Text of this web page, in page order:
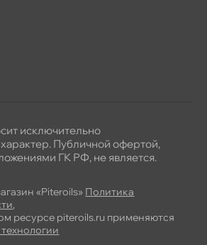
«Piteroils» Политика
,
ресурсе piteroils.ru применяются
исключительно
Публичной офертой,
ГК РФ, не является.